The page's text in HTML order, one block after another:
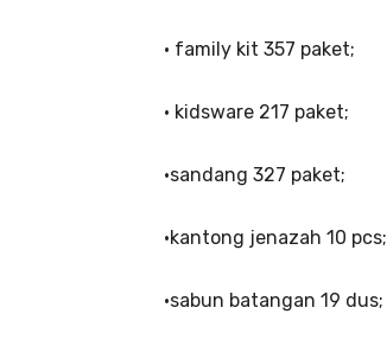
• family kit 357 paket;
• kidsware 217 paket;
•sandang 327 paket;
•kantong jenazah 10 pcs;
•sabun batangan 19 dus;